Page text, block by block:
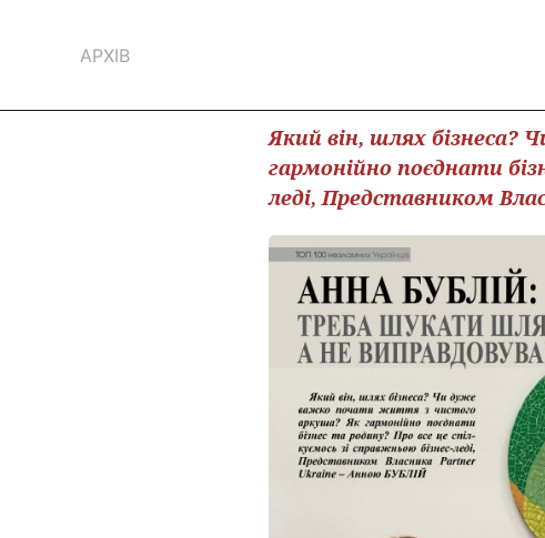
АРХІВ
Який він, шлях
гармонійно поєднати
леді, Представником